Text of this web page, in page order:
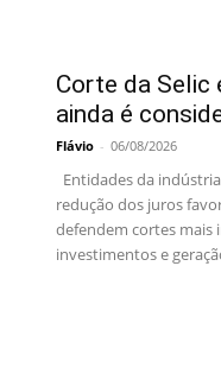
Corte da Selic
ainda é
Flávio - 06/08/2026
Entidades da
redução dos juros
defendem cortes mais
investimentos e